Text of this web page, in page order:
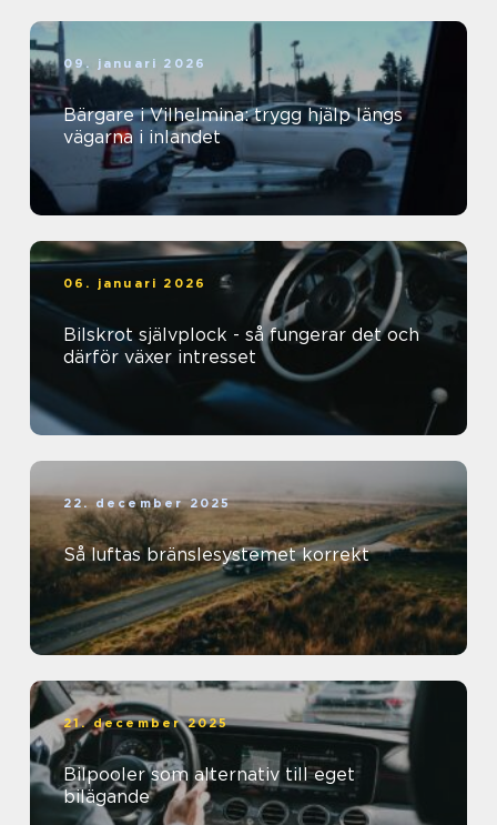
09. januari 2026
Bärgare i Vilhelmina: trygg hjälp längs
vägarna i inlandet
06. januari 2026
Bilskrot självplock - så fungerar det och
därför växer intresset
22. december 2025
Så luftas bränslesystemet korrekt
21. december 2025
Bilpooler som alternativ till eget
bilägande